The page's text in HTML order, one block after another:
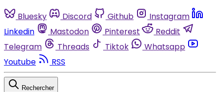
Bluesky Discord Github
Instagram
Linkedin
Mastodon Pinterest
Reddit
Telegram
Threads Tiktok
Whatsapp
Youtube
RSS
Rechercher